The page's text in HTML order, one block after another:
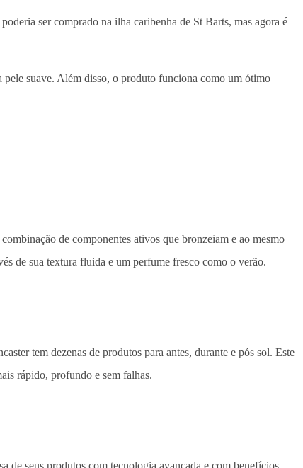
ser comprado na ilha caribenha de St Barts, mas agora é
suave. Além disso, o produto funciona como um ótimo
de componentes ativos que bronzeiam e ao mesmo
de sua textura fluida e um perfume fresco como o verão.
tem dezenas de produtos para antes, durante e pós sol. Este
rápido, profundo e sem falhas.